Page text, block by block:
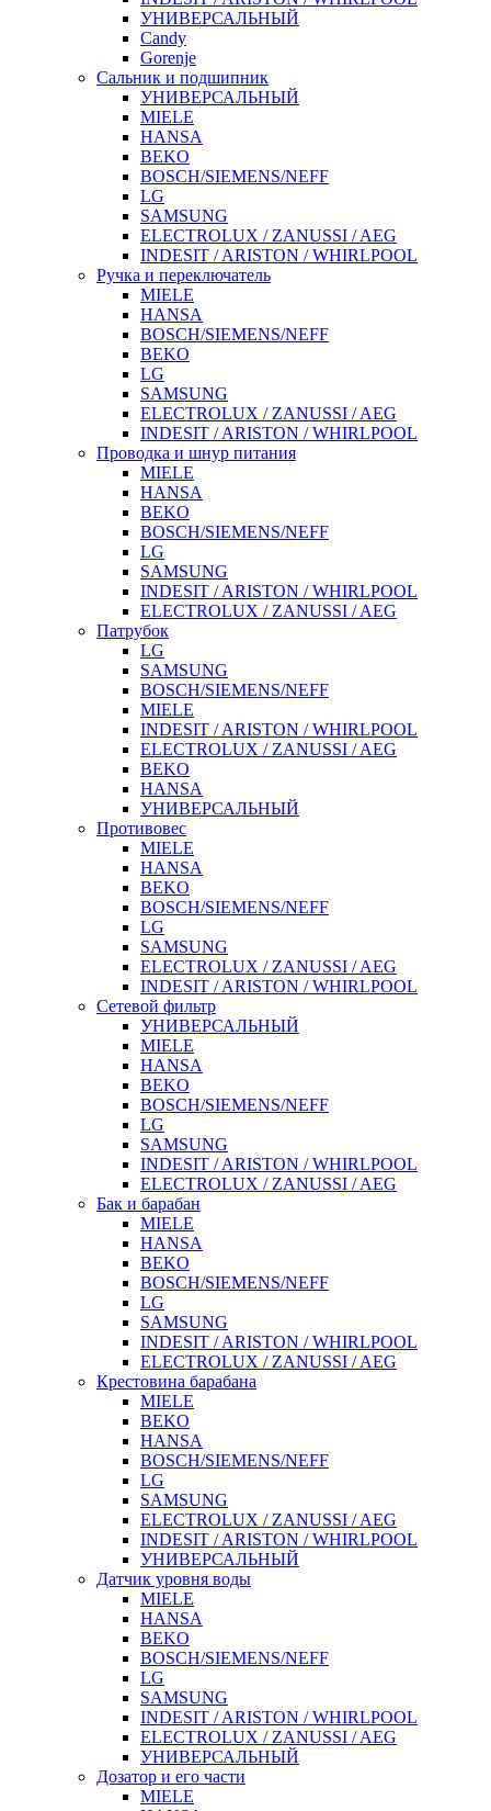
УНИВЕРСАЛЬНЫЙ
Candy
Gorenje
Сальник и подшипник
УНИВЕРСАЛЬНЫЙ
MIELE
HANSA
BEKO
BOSCH/SIEMENS/NEFF
LG
SAMSUNG
ELECTROLUX / ZANUSSI / AEG
INDESIT / ARISTON / WHIRLPOOL
Ручка и переключатель
MIELE
HANSA
BOSCH/SIEMENS/NEFF
BEKO
LG
SAMSUNG
ELECTROLUX / ZANUSSI / AEG
INDESIT / ARISTON / WHIRLPOOL
Проводка и шнур питания
MIELE
HANSA
BEKO
BOSCH/SIEMENS/NEFF
LG
SAMSUNG
INDESIT / ARISTON / WHIRLPOOL
ELECTROLUX / ZANUSSI / AEG
Патрубок
LG
SAMSUNG
BOSCH/SIEMENS/NEFF
MIELE
INDESIT / ARISTON / WHIRLPOOL
ELECTROLUX / ZANUSSI / AEG
BEKO
HANSA
УНИВЕРСАЛЬНЫЙ
Противовес
MIELE
HANSA
BEKO
BOSCH/SIEMENS/NEFF
LG
SAMSUNG
ELECTROLUX / ZANUSSI / AEG
INDESIT / ARISTON / WHIRLPOOL
Сетевой фильтр
УНИВЕРСАЛЬНЫЙ
MIELE
HANSA
BEKO
BOSCH/SIEMENS/NEFF
LG
SAMSUNG
INDESIT / ARISTON / WHIRLPOOL
ELECTROLUX / ZANUSSI / AEG
Бак и барабан
MIELE
HANSA
BEKO
BOSCH/SIEMENS/NEFF
LG
SAMSUNG
INDESIT / ARISTON / WHIRLPOOL
ELECTROLUX / ZANUSSI / AEG
Крестовина барабана
MIELE
BEKO
HANSA
BOSCH/SIEMENS/NEFF
LG
SAMSUNG
ELECTROLUX / ZANUSSI / AEG
INDESIT / ARISTON / WHIRLPOOL
УНИВЕРСАЛЬНЫЙ
Датчик уровня воды
MIELE
HANSA
BEKO
BOSCH/SIEMENS/NEFF
LG
SAMSUNG
INDESIT / ARISTON / WHIRLPOOL
ELECTROLUX / ZANUSSI / AEG
УНИВЕРСАЛЬНЫЙ
Дозатор и его части
MIELE